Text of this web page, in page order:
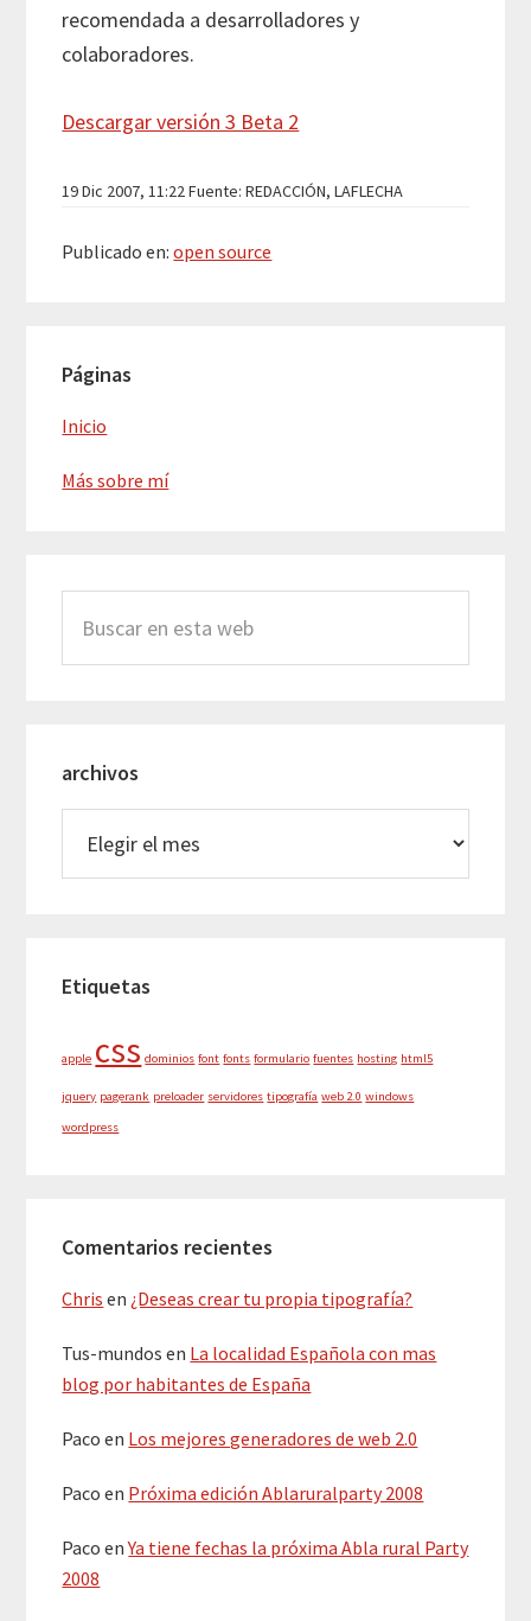
recomendada a desarrolladores y
colaboradores.
Descargar versión 3 Beta 2
19 Dic 2007, 11:22 Fuente: REDACCIÓN, LAFLECHA
Publicado en:open source
lateral
principal
Páginas
Inicio
Más sobre mí
esta
archivos
Etiquetas
apple css dominios font fonts formulario fuentes hosting html5
jquery pagerank preloader servidores tipografía web 2.0 windows
wordpress
Comentarios recientes
Chris en ¿Deseas crear tu propia tipografía?
Tus-mundos en La localidad Española con mas
blog por habitantes de España
Paco en Los mejores generadores de web 2.0
Paco en Próxima edición Ablaruralparty 2008
Paco enYa tiene fechas la próxima Abla rural Party
2008